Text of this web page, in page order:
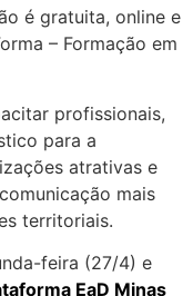
é gratuita, online e
– Formação em
profissionais,
para a
atrativas e
mais
territoriais.
feira (27/4) e
EaD Minas